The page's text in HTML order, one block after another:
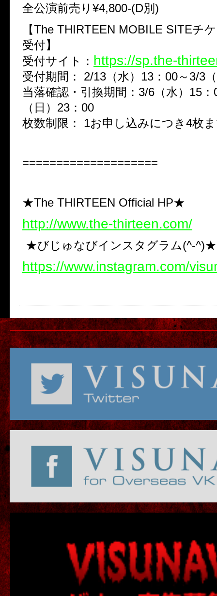
全公演前売り¥4,800-(D別)
【The THIRTEEN MOBILE SITEチ
受付】
受付サイト： https://sp.the-
受付期間： 2/13（水）13：00～3/3
当落確認・引換期間：3/6（水）15：
（日）23：00
枚数制限： 1お申し込みにつき4枚
====================
★The THIRTEEN Official HP★
http://www.the-thirteen.com/
★びじゅなびインスタグラム(^-^)★
https://www.instagram.com/